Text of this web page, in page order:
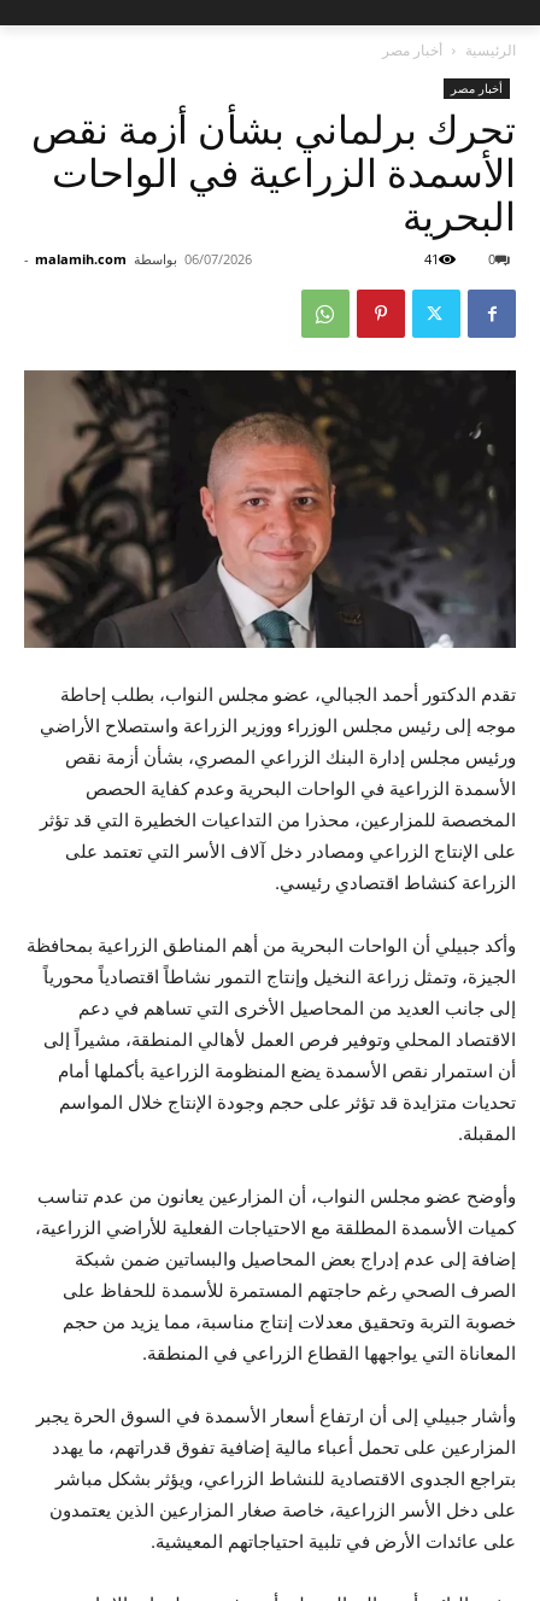
الرئيسية أخبار مصر
أخبار مصر
تحرك برلماني بشأن أزمة نقص
الأسمدة الزراعية في الواحات
البحرية
بواسطة malamih.com
- 06/07/2026 0
41
تقدم الدكتور أحمد الجبالي، عضو مجلس النواب، بطلب إحاطة
موجه إلى رئيس مجلس الوزراء ووزير الزراعة واستصلاح الأراضي
ورئيس مجلس إدارة البنك الزراعي المصري، بشأن أزمة نقص
الأسمدة الزراعية في الواحات البحرية وعدم كفاية الحصص
المخصصة للمزارعين، محذرا من التداعيات الخطيرة التي قد تؤثر
على الإنتاج الزراعي ومصادر دخل آلاف الأسر التي تعتمد على
الزراعة كنشاط اقتصادي رئيسي.
وأكد جبيلي أن الواحات البحرية من أهم المناطق الزراعية بمحافظة
الجيزة، وتمثل زراعة النخيل وإنتاج التمور نشاطاً اقتصادياً محورياً
إلى جانب العديد من المحاصيل الأخرى التي تساهم في دعم
الاقتصاد المحلي وتوفير فرص العمل لأهالي المنطقة، مشيراً إلى
أن استمرار نقص الأسمدة يضع المنظومة الزراعية بأكملها أمام
تحديات متزايدة قد تؤثر على حجم وجودة الإنتاج خلال المواسم
المقبلة.
وأوضح عضو مجلس النواب، أن المزارعين يعانون من عدم تناسب
كميات الأسمدة المطلقة مع الاحتياجات الفعلية للأراضي الزراعية،
إضافة إلى عدم إدراج بعض المحاصيل والبساتين ضمن شبكة
الصرف الصحي رغم حاجتهم المستمرة للأسمدة للحفاظ على
خصوبة التربة وتحقيق معدلات إنتاج مناسبة، مما يزيد من حجم
المعاناة التي يواجهها القطاع الزراعي في المنطقة.
وأشار جبيلي إلى أن ارتفاع أسعار الأسمدة في السوق الحرة يجبر
المزارعين على تحمل أعباء مالية إضافية تفوق قدراتهم، ما يهدد
بتراجع الجدوى الاقتصادية للنشاط الزراعي، ويؤثر بشكل مباشر
على دخل الأسر الزراعية، خاصة صغار المزارعين الذين يعتمدون
على عائدات الأرض في تلبية احتياجاتهم المعيشية.